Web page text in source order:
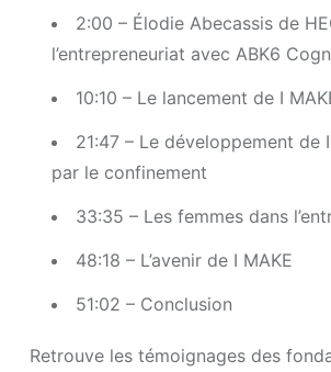
2:00 – Élodie Abecassis de
l’entrepreneuriat avec ABK6
10:10 – Le lancement de I
21:47 – Le développement de
par le confinement
33:35 – Les femmes dans
48:18 – L’avenir de I MAKE
51:02 – Conclusion
Retrouve les témoignages des